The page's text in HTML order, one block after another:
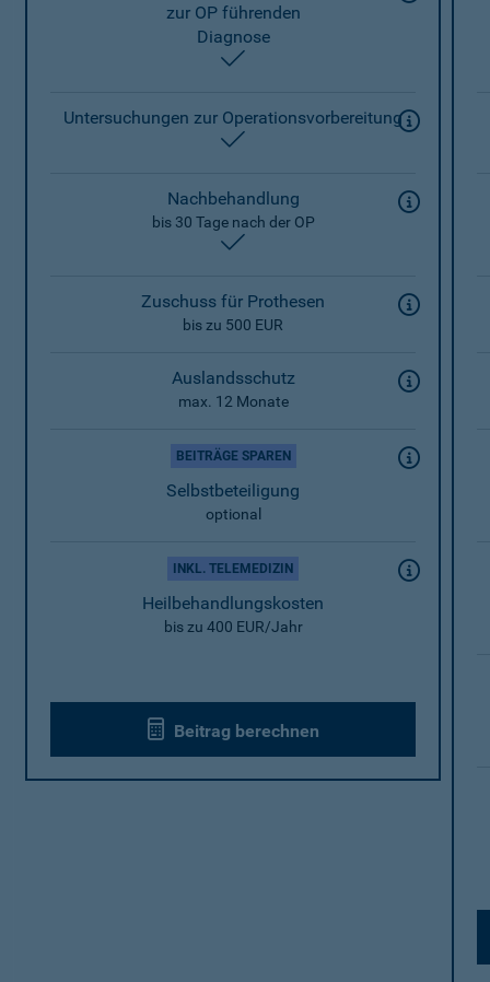
zur OP führenden
Diagnose
Untersuchungen zur Operationsvorbereitung
Nachbehandlung
bis 30 Tage nach der OP
Zuschuss für Prothesen
bis zu 500 EUR
Auslandsschutz
max. 12 Monate
BEITRÄGE SPAREN
Selbstbeteiligung
optional
INKL. TELEMEDIZIN
Heilbehandlungskosten
bis zu 400 EUR/Jahr
Beitrag berechnen